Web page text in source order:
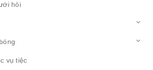
hỏi
vụ tiệc